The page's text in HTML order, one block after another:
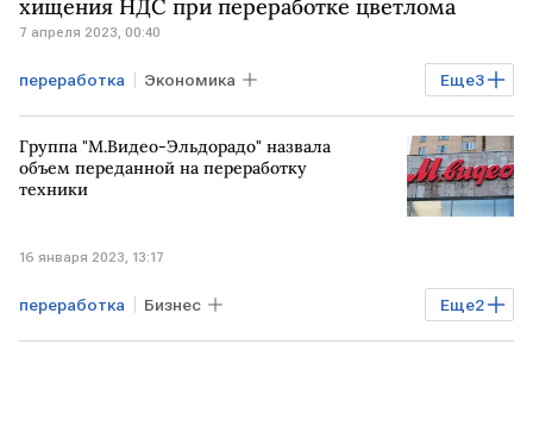
хищения НДС при переработке цветлома
7 апреля 2023, 00:40
Еще3
переработка Экономика
Михаил Мишустин НДС
Металлолом
Группа "М.Видео-Эльдорадо" назвала
объем переданной на переработку
техники
16 января 2023, 13:17
Еще2
переработка Бизнес
М.Видео-Эльдорадо техника